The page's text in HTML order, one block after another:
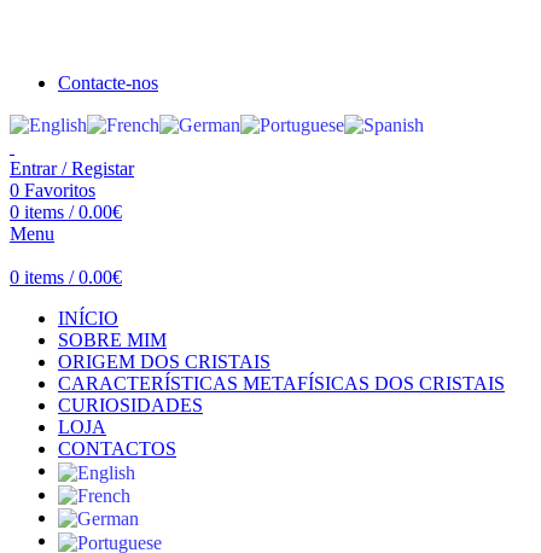
Contacte-nos
Entrar / Registar
0 Favoritos
0 items / 0.00€
Menu
0 items / 0.00€
INÍCIO
SOBRE MIM
ORIGEM DOS CRISTAIS
CARACTERÍSTICAS METAFÍSICAS DOS CRISTAIS
CURIOSIDADES
LOJA
CONTACTOS